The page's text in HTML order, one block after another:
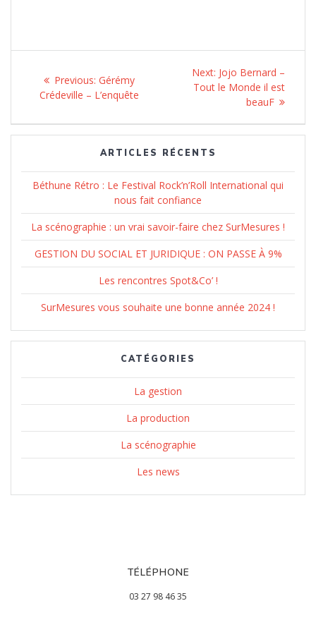
l’article
Previous: Previous
post:
Gérémy
Crédeville – L’enquête
Next: Next
post:
Jojo Bernard –
Tout le Monde il est
beauF
ARTICLES RÉCENTS
Béthune Rétro : Le Festival Rock’n’Roll International qui
nous fait confiance
La scénographie : un vrai savoir-faire chez SurMesures !
GESTION DU SOCIAL ET JURIDIQUE : ON PASSE À 9%
Les rencontres Spot&Co’ !
SurMesures vous souhaite une bonne année 2024 !
CATÉGORIES
La gestion
La production
La scénographie
Les news
TÉLÉPHONE
03 27 98 46 35